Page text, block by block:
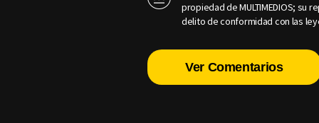
propiedad de MULTIMEDIOS; su
delito de conformidad con las
Ver Comentarios